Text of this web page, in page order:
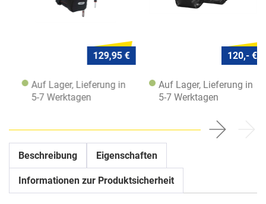
129,95 €
Auf Lager, Lieferung in
5-7 Werktagen
120,- €
Auf Lager, Lieferung in
5-7 Werktagen
Beschreibung Eigenschaften
Informationen zur Produktsicherheit